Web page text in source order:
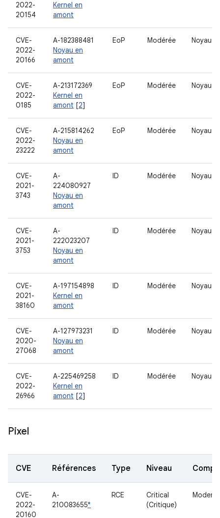
2022-
20154
Kernel en
amont
CVE-
2022-
20166
A-182388481
Noyau en
amont
EoP Modérée Noyau
CVE-
2022-
0185
A-213172369
Kernel en
amont [2]
EoP Modérée Noyau
CVE-
2022-
23222
A-215814262
Noyau en
amont
EoP Modérée Noyau
CVE-
2021-
3743
A-
224080927
Noyau en
amont
ID Modérée Noyau
CVE-
2021-
3753
A-
222023207
Noyau en
amont
ID Modérée Noyau
CVE-
2021-
38160
A-197154898
Kernel en
amont
ID Modérée Noyau
CVE-
2020-
27068
A-127973231
Noyau en
amont
ID Modérée Noyau
CVE-
2022-
26966
A-225469258
Kernel en
amont [2]
ID Modérée Noyau
Pixel
CVE Références Type Niveau
CVE-
2022-
20160
A-
210083655*
RCE
Critical
(Critique)
Modem